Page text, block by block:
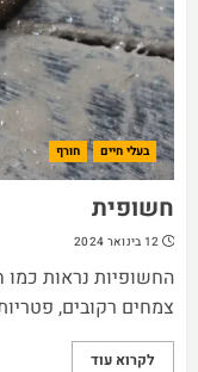
בעלי חיים חורף
חשופית
12 בינואר 2024
החשופיות נראות כמו
צמחים רקובים,
לקרוא עוד